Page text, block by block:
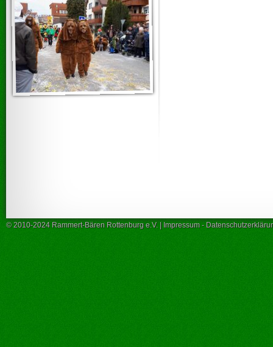
© 2010-2024 Rammert-Bären Rottenburg e.V. | Impressum -